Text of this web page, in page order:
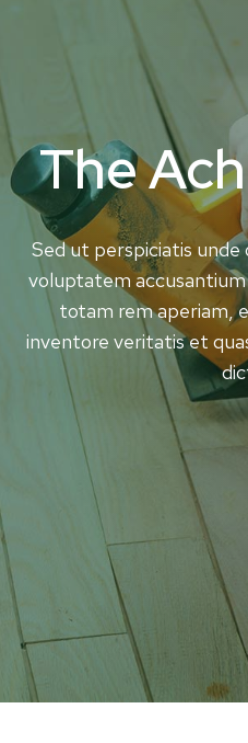
The
Sed ut perspiciatis
voluptatem
totam rem aperiam,
inventore veritatis et